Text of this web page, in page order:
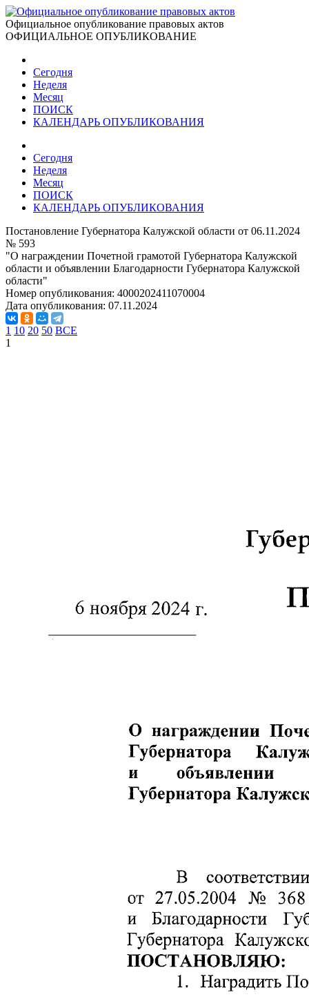
Официальное опубликование правовых актов
ОФИЦИАЛЬНОЕ ОПУБЛИКОВАНИЕ
Сегодня
Неделя
Месяц
ПОИСК
КАЛЕНДАРЬ ОПУБЛИКОВАНИЯ
Сегодня
Неделя
Месяц
ПОИСК
КАЛЕНДАРЬ ОПУБЛИКОВАНИЯ
Постановление Губернатора Калужской области от 06.11.2024
№ 593
"О награждении Почетной грамотой Губернатора Калужской
области и объявлении Благодарности Губернатора Калужской
области"
Номер опубликования: 4000202411070004
Дата опубликования: 07.11.2024
1 10 20 50 ВСЕ
1